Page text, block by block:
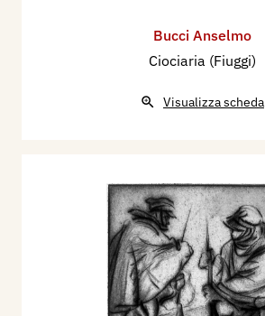
Bucci Anselmo
Ciociaria (Fiuggi)
Visualizza scheda